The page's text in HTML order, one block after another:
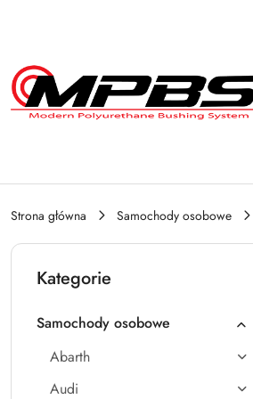
Przejdź do treści głównej
Przejdź do wyszukiwarki
Przejdź do moje konto
Przejdź do menu głównego
Przejdź do stopki
Strona główna Samochody osobowe
Kategorie
Samochody osobowe
Abarth
Audi